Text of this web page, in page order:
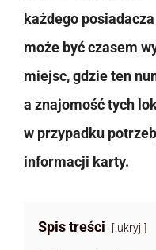
każdego
może być czasem
miejsc, gdzie ten
a znajomość tych
w przypadku
informacji karty.
Spis treści ukryj